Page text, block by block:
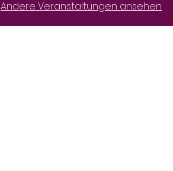
Andere Veranstaltungen ansehen